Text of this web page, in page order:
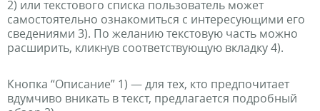
2) или текстового списка пользователь может
самостоятельно ознакомиться с интересующими его
сведениями 3). По желанию текстовую часть можно
расширить, кликнув соответствующую вкладку 4).
Кнопка “Описание” 1) — для тех, кто предпочитает
вдумчиво вникать в текст, предлагается подробный